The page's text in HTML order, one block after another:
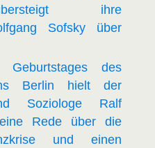
ihre
Sofsky über
des
Berlin hielt der
Soziologe Ralf
Rede über die
und einen